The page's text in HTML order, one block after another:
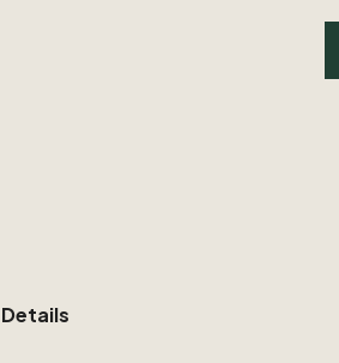
Details